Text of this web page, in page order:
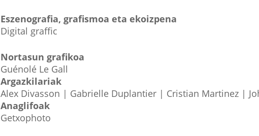
Eszenografia, grafismoa eta ekoizpena
Digital graffic
Nortasun grafikoa
Guénolé Le Gall
Argazkilariak
Alex Divasson | Gabrielle Duplantier | Cristian Martinez |
Anaglifoak
Getxophoto